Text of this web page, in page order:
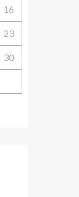
16
23
30